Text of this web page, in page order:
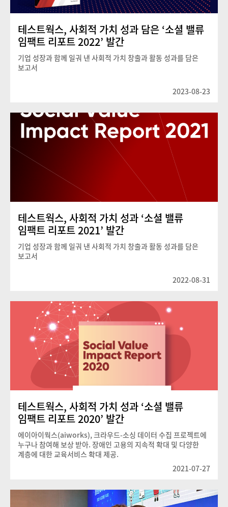
테스트웍스, 사회적 가치 성과 담은 ‘소셜 밸류
임팩트 리포트 2022’ 발간
기업 성장과 함께 일궈 낸 사회적 가치 창출과 활동 성과를 담은
보고서
2023-08-23
테스트웍스, 사회적 가치 성과 ‘소셜 밸류
임팩트 리포트 2021’ 발간
기업 성장과 함께 일궈 낸 사회적 가치 창출과 활동 성과를 담은
보고서
2022-08-31
테스트웍스, 사회적 가치 성과 ‘소셜 밸류
임팩트 리포트 2020’ 발간
에이아이웍스(aiworks), 크라우드-소싱 데이터 수집 프로젝트에
누구나 참여해 보상 받아. 장애인 고용의 지속적 확대 및 다양한
계층에 대한 교육서비스 확대 제공.
2021-07-27